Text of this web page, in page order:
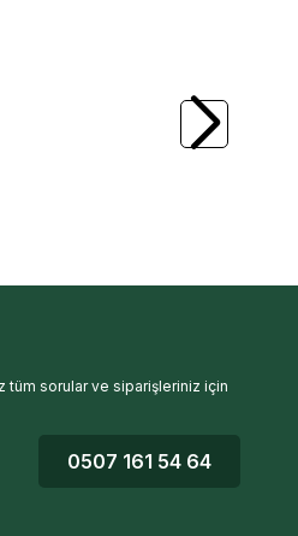
tüm sorular ve siparişleriniz için
0507 161 54 64